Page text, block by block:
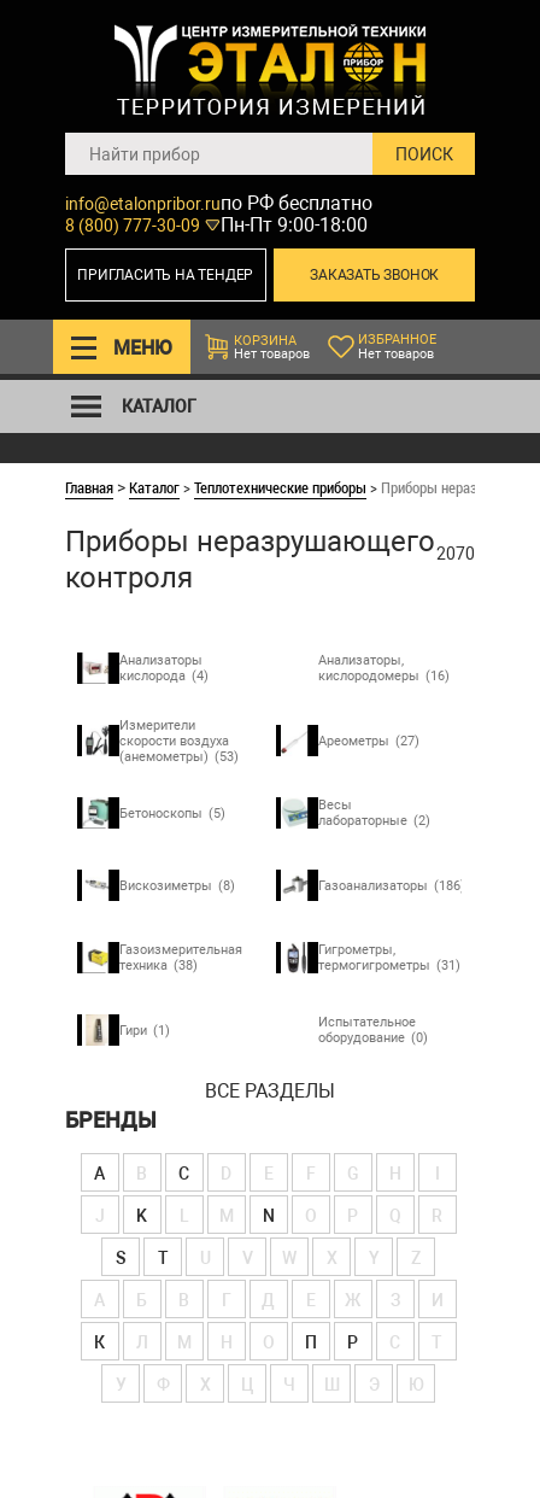
info@etalonpribor.ru
8 (800) 777-30-09
по РФ бесплатно
Пн-Пт 9:00-18:00
ЗАКАЗАТЬ ЗВОНОК
ПРИГЛАСИТЬ НА ТЕНДЕР
МЕНЮ
КОРЗИНА
Нет товаров
ИЗБРАННОЕ
Нет товаров
КАТАЛОГ
Главная >Каталог>Теплотехнические приборы > Приборы
Приборы неразрушающего
контроля
2070
Анализаторы
кислорода (4)
Анализаторы,
кислородомеры (16)
Измерители
скорости воздуха
(анемометры) (53)
Ареометры (27)
Бетоноскопы (5)
Весы
лабораторные (2)
Вискозиметры (8) Газоанализаторы (186)
Газоизмерительная
техника (38)
Гигрометры,
термогигрометры (31)
Гири (1)
Испытательное
оборудование (0)
ВСЕ РАЗДЕЛЫ
БРЕНДЫ
A B C D E F G H
J K M N O P Q R
S T V W X Y Z
А Б В Г Д Е Ж З И
К Л М Н О П Р С Т
У Ф Х Ч Э Ю